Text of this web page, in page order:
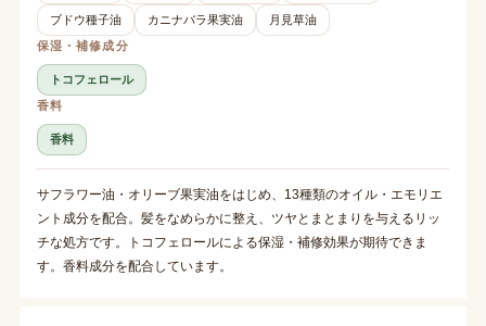
ブドウ種子油 カニナバラ果実油
月見草油
保湿・補修成分
トコフェロール
香料
香料
サフラワー油・オリーブ果実油をはじめ、13種類のオイル・エモリエ
ント成分を配合。髪をなめらかに整え、ツヤとまとまりを与えるリッ
チな処方です。トコフェロールによる保湿・補修効果が期待できま
す。香料成分を配合しています。